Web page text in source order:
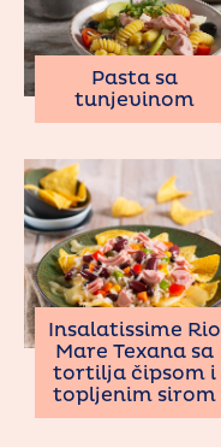
Pasta sa
tunjevinom
Insalatissime Rio
Mare Texana sa
tortilja čipsom i
topljenim sirom